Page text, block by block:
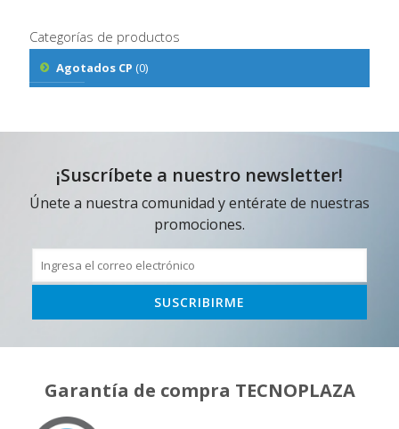
Categorías de productos
Agotados CP (0)
¡Suscríbete a nuestro newsletter!
Únete a nuestra comunidad y entérate de nuestras
promociones.
Garantía de compra TECNOPLAZA